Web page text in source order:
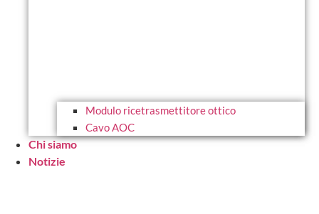
Modulo ricetrasmettitore ottico
Cavo AOC
Chi siamo
Notizie